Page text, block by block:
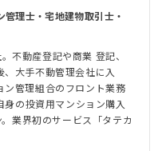
理士・宅地建物取引士・
不動産登記や商業 登記、
大手不動管理会社に入
ン管理組合のフロント業務
の投資用マンション購入
業界初のサービス「タテカ